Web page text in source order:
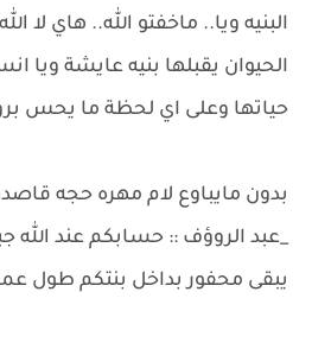
البنيه ويا.. ماخفتو الله.. هاي لا
الحيوان يقبلها بنيه عايشة ويا
حياتها وعلى اي لحظة ما يحس
بدون مايباوع لام مهره حجه
_عبد الروؤف :: حسابكم عند الله
يبقى محفور بداخل بنتكم طول